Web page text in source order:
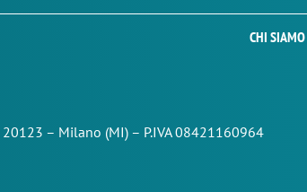
CHI SIAMO
20123 – Milano (MI) – P.IVA 08421160964